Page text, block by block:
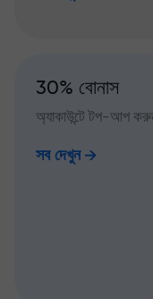
30% বোনাস
অ্যাকাউন্টে টপ-আপ
সব দেখুন